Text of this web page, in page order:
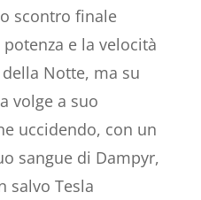
scontro finale
e la velocità
Notte, ma su
volge a suo
uccidendo, con un
sangue di Dampyr,
salvo Tesla